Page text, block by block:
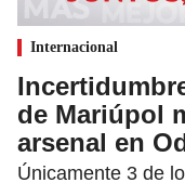
Internacional
de Mariúpol
arsenal en
Únicamente 3 de